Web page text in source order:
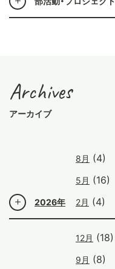
Archives
アーカイブ
2026年
8月 (4)
5月 (16)
2月 (4)
12月 (18)
9月 (8)